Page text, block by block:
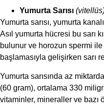
Yumurta Sarısı
Yumurta sarısı, yumurta
Asıl yumurta hücresi bu sarı
bulunur ve horozun spermi ile
başlamasıyla gelişirken sarı
Yumurta sarısında az
(60 gram), ortalama 330
vitaminler, mineraller ve bazı